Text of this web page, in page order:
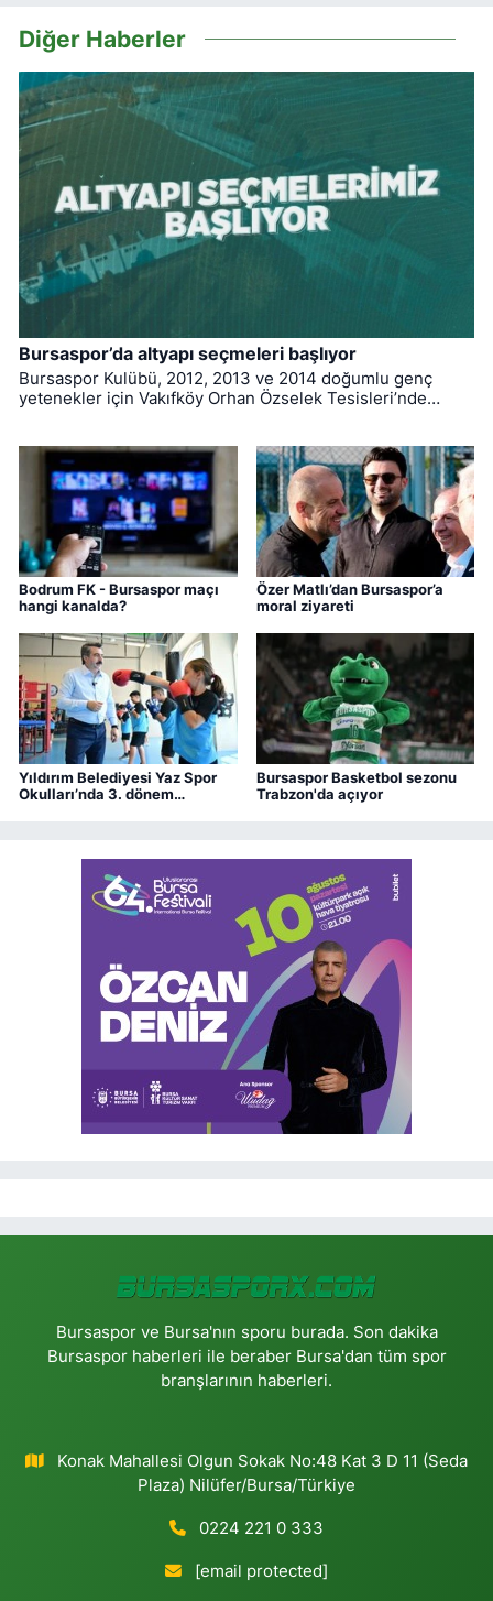
Diğer Haberler
Bursaspor’da altyapı seçmeleri başlıyor
Bursaspor Kulübü, 2012, 2013 ve 2014 doğumlu genç
yetenekler için Vakıfköy Orhan Özselek Tesisleri’nde
Bodrum FK - Bursaspor maçı
hangi kanalda?
Özer Matlı’dan Bursaspor’a
moral ziyareti
Yıldırım Belediyesi Yaz Spor
Okulları’nda 3. dönem
Bursaspor Basketbol sezonu
Trabzon'da açıyor
Bursaspor ve Bursa'nın sporu burada. Son dakika
Bursaspor haberleri ile beraber Bursa'dan tüm spor
branşlarının haberleri.
Konak Mahallesi Olgun Sokak No:48 Kat 3 D 11 (Seda
Plaza) Nilüfer/Bursa/Türkiye
0224 221 0 333
[email protected]